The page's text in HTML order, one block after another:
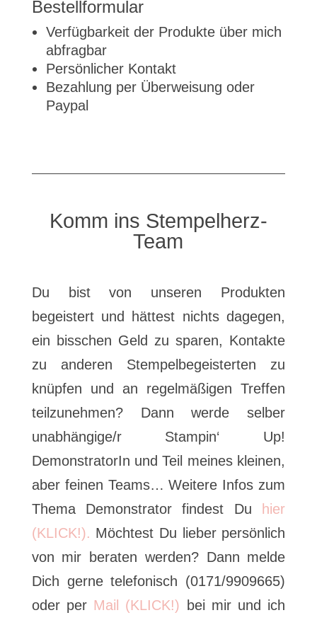
Bestellformular
Verfügbarkeit der Produkte über mich
abfragbar
Persönlicher Kontakt
Bezahlung per Überweisung oder
Paypal
Komm ins Stempelherz-
Team
Du bist von unseren Produkten
begeistert und hättest nichts dagegen,
ein bisschen Geld zu sparen, Kontakte
zu anderen Stempelbegeisterten zu
knüpfen und an regelmäßigen Treffen
teilzunehmen? Dann werde selber
unabhängige/r Stampin‘ Up!
DemonstratorIn und Teil meines kleinen,
aber feinen Teams… Weitere Infos zum
Thema Demonstrator findest Du
hier
(KLICK!). Möchtest Du lieber persönlich
von mir beraten werden? Dann melde
Dich gerne telefonisch (0171/9909665)
oder per Mail (KLICK!) bei mir und ich